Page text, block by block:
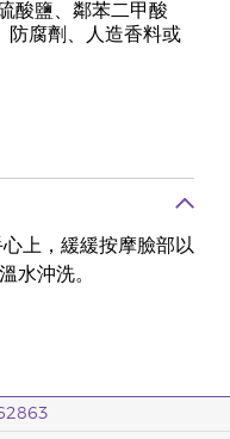
酸鹽、鄰苯二甲酸
防腐劑、人造香料或
上，緩緩按摩臉部以
水沖洗。